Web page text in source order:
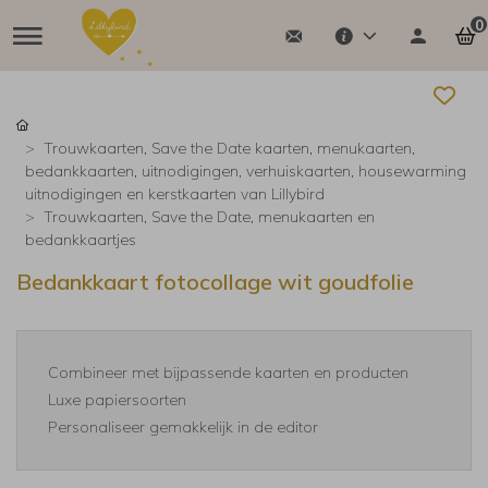
0
Trouwkaarten, Save the Date kaarten, menukaarten,
bedankkaarten, uitnodigingen, verhuiskaarten, housewarming
uitnodigingen en kerstkaarten van Lillybird
Trouwkaarten, Save the Date, menukaarten en
bedankkaartjes
Bedankkaart fotocollage wit goudfolie
Combineer met bijpassende kaarten en producten
Luxe papiersoorten
Personaliseer gemakkelijk in de editor